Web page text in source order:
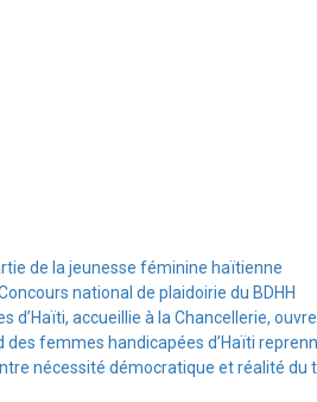
de la jeunesse féminine haïtienne
national de plaidoirie du BDHH
d’Haïti, accueillie à la Chancellerie,
des femmes handicapées d’Haïti
nécessité démocratique et réalité du